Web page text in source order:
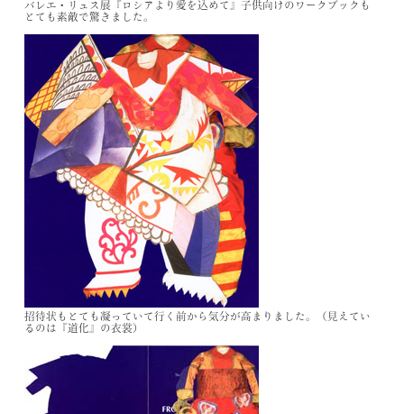
バレエ・リュス展『ロシアより愛を込めて』子供向けのワークブックも
とても素敵で驚きました。
招待状もとても凝っていて行く前から気分が高まりました。（見えてい
るのは『道化』の衣裳）